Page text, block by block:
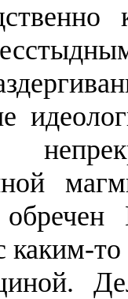
каким-